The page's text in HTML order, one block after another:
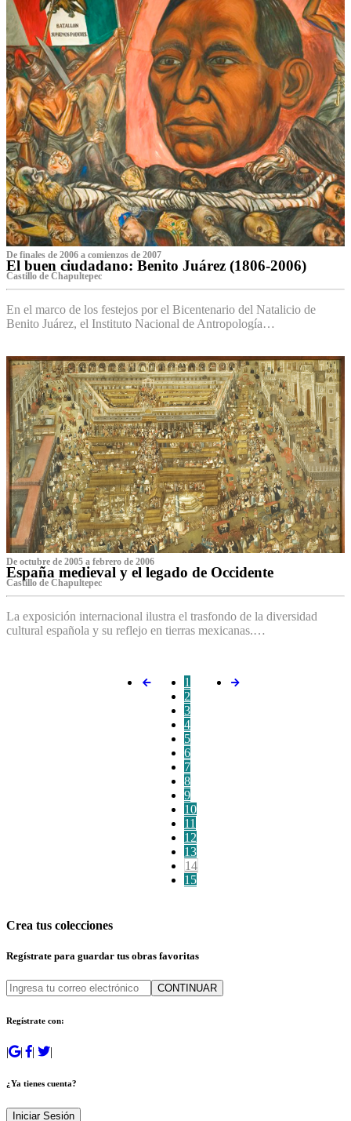
De finales de 2006 a comienzos de 2007
El buen ciudadano: Benito Juárez (1806-2006)
Castillo de Chapultepec
En el marco de los festejos por el Bicentenario del Natalicio de
Benito Juárez, el Instituto Nacional de Antropología…
De octubre de 2005 a febrero de 2006
España medieval y el legado de Occidente
Castillo de Chapultepec
La exposición internacional ilustra el trasfondo de la diversidad
cultural española y su reflejo en tierras mexicanas.…
1
2
3
4
5
6
7
8
9
10
11
12
13
14
15
Crea tus colecciones
Regístrate para guardar tus obras favoritas
CONTINUAR
Regístrate con:
| | | |
¿Ya tienes cuenta?
Iniciar Sesión